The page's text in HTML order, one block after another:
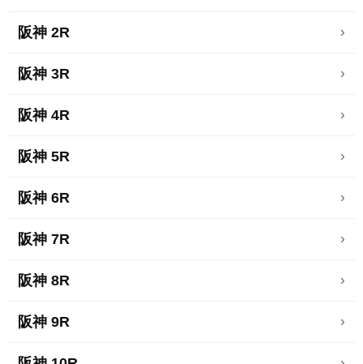
阪神 2R ›
阪神 3R ›
阪神 4R ›
阪神 5R ›
阪神 6R ›
阪神 7R ›
阪神 8R ›
阪神 9R ›